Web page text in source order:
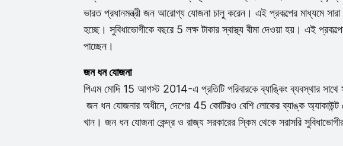
ভারত প্রধানমন্ত্রী জন আরোগ্য যোজনা চালু করেন। এই প্রকল্পের মাধ্যমে
হচ্ছে। সুবিধাভোগীকে বছরে 5 লক্ষ টাকার স্বাস্থ্য বীমা দেওয়া হয়। এই
পাচ্ছেন।
জন ধন যোজনা
পিএম মোদি 15 আগস্ট 2014-এ প্রতিটি পরিবারকে ব্যাঙ্কিং ব্যবস্থার
জন ধন যোজনার অধীনে, দেশের 45 কোটিরও বেশি লোকের ব্যাঙ্ক অ্যাকাউন্ট
খান। জন ধন যোজনা কেন্দ্র ও রাজ্য সরকারের স্কিম থেকে সরাসরি সুবিধাভোগীর